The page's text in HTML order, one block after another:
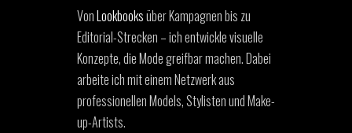
VonLookbooksüber Kampagnen bis zu
Editorial-Strecken – ich entwickle visuelle
Konzepte, die Mode greifbar machen. Dabei
arbeite ich mit einem Netzwerk aus
professionellen Models, Stylisten und Make-
up-Artists.